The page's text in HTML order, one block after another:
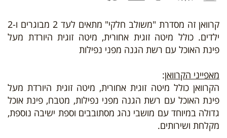
קרוואן זה מסדרת "משולב חלקי" מתאים לעד 2 מבוגרים ו-2
ילדים. כולל מיטה זוגית אחורית, מיטה זוגית היורדת מעל
פינת האוכל עם רשת הגנה מפני נפילות
מאפייני הקרוואן:
הקרוואן כולל מיטה זוגית אחורית, מיטה זוגית היורדת מעל
פינת האוכל עם רשת הגנה מפני נפילות, מטבח, פינת אוכל
גדולה במיוחד עם מושבי נהג מסתובבים וספת ישיבה נוספת,
מקלחת ושירותים.